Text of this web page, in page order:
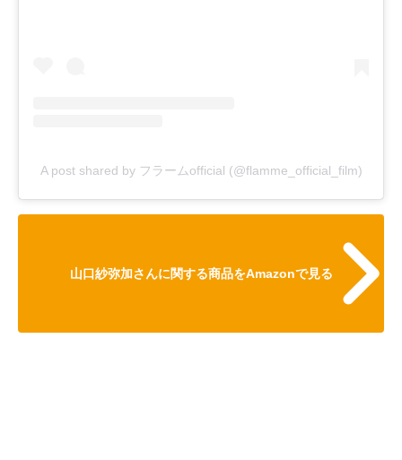
A post shared by フラームofficial (@flamme_official_film)
山口紗弥加さんに関する商品をAmazonで見る